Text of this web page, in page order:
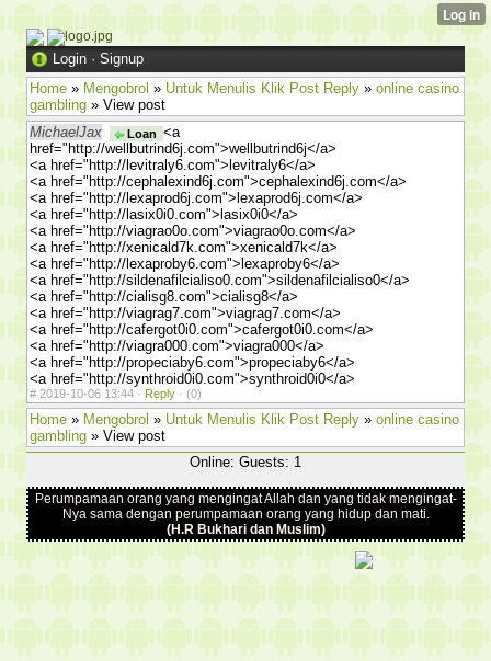
Login · Signup
Home » Mengobrol » Untuk Menulis Klik Post Reply » online casino
gambling » View post
MichaelJax
Loan <a
href="http://wellbutrind6j.com">wellbutrind6j</a>
<a href="http://levitraly6.com">levitraly6</a>
<a href="http://cephalexind6j.com">cephalexind6j.com</a>
<a href="http://lexaprod6j.com">lexaprod6j.com</a>
<a href="http://lasix0i0.com">lasix0i0</a>
<a href="http://viagrao0o.com">viagrao0o.com</a>
<a href="http://xenicald7k.com">xenicald7k</a>
<a href="http://lexaproby6.com">lexaproby6</a>
<a href="http://sildenafilcialiso0.com">sildenafilcialiso0</a>
<a href="http://cialisg8.com">cialisg8</a>
<a href="http://viagrag7.com">viagrag7.com</a>
<a href="http://cafergot0i0.com">cafergot0i0.com</a>
<a href="http://viagra000.com">viagra000</a>
<a href="http://propeciaby6.com">propeciaby6</a>
<a href="http://synthroid0i0.com">synthroid0i0</a>
# 2019-10-06 13:44 · Reply · (0)
Home » Mengobrol » Untuk Menulis Klik Post Reply » online casino
gambling » View post
Online: Guests: 1
Perumpamaan orang yang mengingat Allah dan yang tidak mengingat-
Nya sama dengan perumpamaan orang yang hidup dan mati.
(H.R Bukhari dan Muslim)